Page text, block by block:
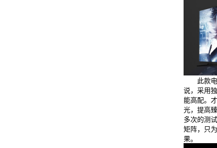
此款
说，采用
能高配。
光，提高
多次的测
矩阵，只
果。